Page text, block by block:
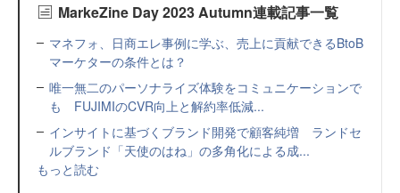
MarkeZine Day 2023 Autumn連載記事一覧
マネフォ、日商エレ事例に学ぶ、売上に貢献できるBtoB
マーケターの条件とは？
唯一無二のパーソナライズ体験をコミュニケーションで
も FUJIMIのCVR向上と解約率低減...
インサイトに基づくブランド開発で顧客純増 ランドセ
ルブランド「天使のはね」の多角化による成...
もっと読む